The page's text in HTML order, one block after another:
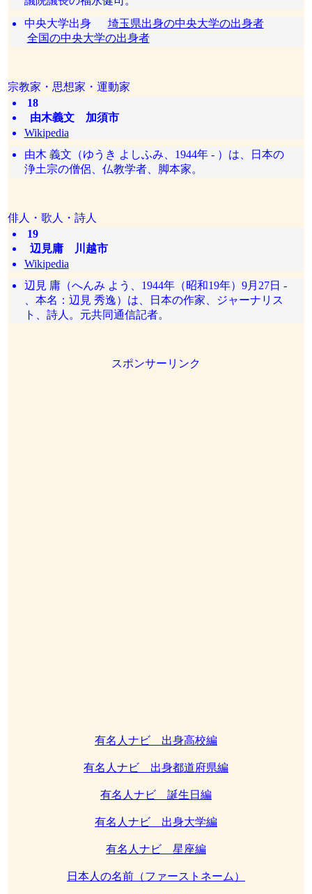
中央大学出身 埼玉県出身の中央大学の出身者
全国の中央大学の出身者
宗教家・思想家・運動家
18
由木義文 加須市
Wikipedia
由木 義文（ゆうき よしふみ、1944年 - ）は、日本の
浄土宗の僧侶、仏教学者、脚本家。
俳人・歌人・詩人
19
辺見庸 川越市
Wikipedia
辺見 庸（へんみ よう、1944年（昭和19年）9月27日 -
、本名：辺見 秀逸）は、日本の作家、ジャーナリス
ト、詩人。元共同通信記者。
スポンサーリンク
有名人ナビ 出身高校編
有名人ナビ 出身都道府県編
有名人ナビ 誕生日編
有名人ナビ 出身大学編
有名人ナビ 星座編
日本人の名前（ファーストネーム）